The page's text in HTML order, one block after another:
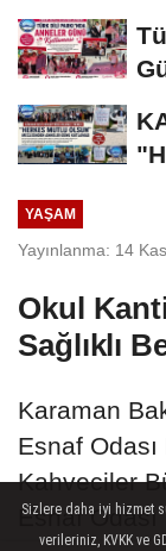
YAŞAM
Yayınlanma: 14
Okul
Sağlıklı
Karaman
Esnaf
Kahveciler
Esnaf
Sizlere daha iyi hizmet
verileriniz, KVKK ve